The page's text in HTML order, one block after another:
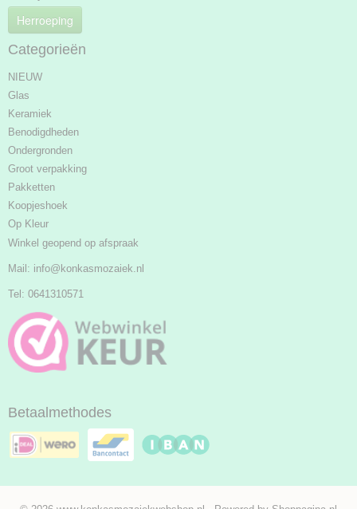
Herroeping
Categorieën
NIEUW
Glas
Keramiek
Benodigdheden
Ondergronden
Groot verpakking
Pakketten
Koopjeshoek
Op Kleur
Winkel geopend op afspraak
Mail: info@konkasmozaiek.nl
Tel: 0641310571
Betaalmethodes